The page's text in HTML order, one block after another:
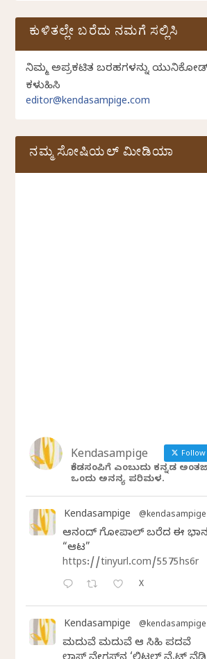
ಕುಳಿತಲ್ಲೇ ಬರೆದು ನಮಗೆ ಸಲ್ಲಿಸಿ
ನಿಮ್ಮ ಅಪ್ರಕಟಿತ ಬರಹಗಳನ್ನು ಯುನಿಕೋಡ್
ಕಳುಹಿಸಿ
editor@kendasampige.com
ನಮ್ಮ ಸೋಷಿಯಲ್‌ ಮೀಡಿಯಾ
Kendasampige Follow
ಕೆಂಡಸಂಪಿಗೆ ಎಂಬುದು ಕನ್ನಡ
ಒಂದು ಅನನ್ಯ ಪರಿಮಳ.
Kendasampige @kendasampige
ಆನಂದ್‌ ಗೋಪಾಲ್‌ ಬರೆದ ಈ
“ಆಟ”
https://tinyurl.com/5575hs6r
X
Kendasampige @kendasampige
ಮದುವೆ ಮದುವೆ ಆ ಸಿಹಿ ಪದವೆ